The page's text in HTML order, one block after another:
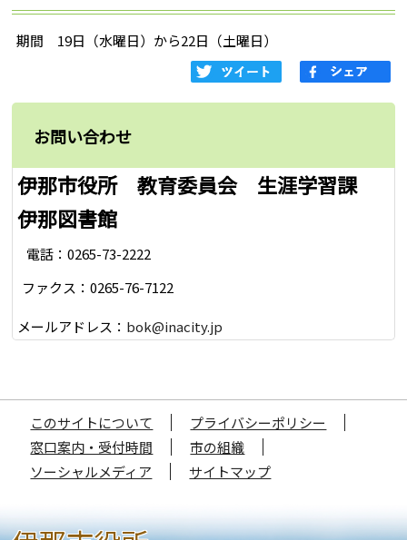
期間 19日（水曜日）から22日（土曜日）
お問い合わせ
伊那市役所 教育委員会 生涯学習課
伊那図書館
電話：0265-73-2222
ファクス：0265-76-7122
メールアドレス： bok@inacity.jp
このサイトについて
プライバシーポリシー
窓口案内・受付時間
市の組織
ソーシャルメディア
サイトマップ